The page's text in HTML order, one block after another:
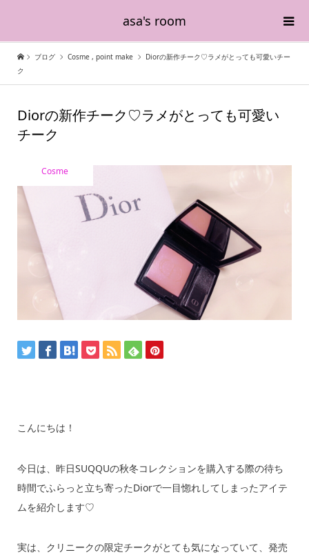
asa's room
ブログ Cosme , point make
Diorの新作チーク♡ラメがとっても可愛いチー
ク
Diorの新作チーク♡ラメがとっても可愛い
チーク
Cosme
こんにちは！
今日は、昨日SUQQUの秋冬コレクションを購入する際の待ち
時間でふらっと立ち寄ったDiorで一目惚れしてしまったアイテ
ムを紹介します♡
実は、クリニークの限定チークがとても気になっていて、発売